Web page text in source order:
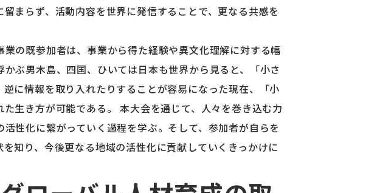
まらず、活動内容を世界に発信することで、更なる共感を
の既参加者は、事業から得た経験や異文化理解に対する幅
ぶ男木島、四国、ひいては日本も世界から見ると、「小さ
に情報を取り入れたりすることが容易になった現在、「小
生き方が可能である。 本大会を通じて、人々を巻き込む力
性化に繋がっていく過程を学ぶ。そして、参加者が自らを
知り、今後更なる地域の活性化に貢献していくきっかけに